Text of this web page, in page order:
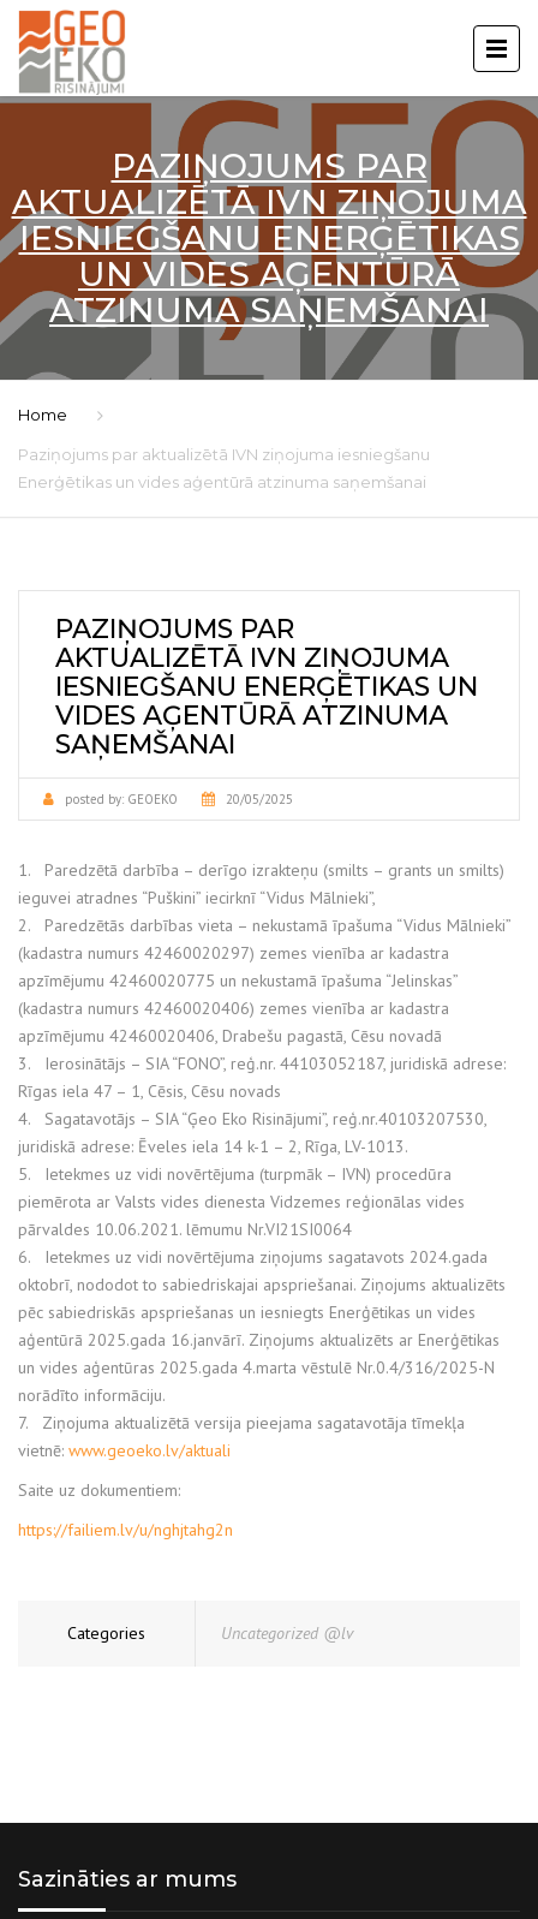
PAZIŅOJUMS PAR
AKTUALIZĒTĀ IVN ZIŅOJUMA
IESNIEGŠANU ENERĢĒTIKAS
UN VIDES AĢENTŪRĀ
ATZINUMA SAŅEMŠANAI
Home
Paziņojums par aktualizētā IVN ziņojuma iesniegšanu
Enerģētikas un vides aģentūrā atzinuma saņemšanai
PAZIŅOJUMS PAR
AKTUALIZĒTĀ IVN ZIŅOJUMA
IESNIEGŠANU ENERĢĒTIKAS UN
VIDES AĢENTŪRĀ ATZINUMA
SAŅEMŠANAI
posted by: GEOEKO 20/05/2025
1. Paredzētā darbība – derīgo izrakteņu (smilts – grants un smilts)
ieguvei atradnes “Puškini” iecirknī “Vidus Mālnieki”,
2. Paredzētās darbības vieta – nekustamā īpašuma “Vidus Mālnieki”
(kadastra numurs 42460020297) zemes vienība ar kadastra
apzīmējumu 42460020775 un nekustamā īpašuma “Jelinskas”
(kadastra numurs 42460020406) zemes vienība ar kadastra
apzīmējumu 42460020406, Drabešu pagastā, Cēsu novadā
3. Ierosinātājs – SIA “FONO”, reģ.nr. 44103052187, juridiskā adrese:
Rīgas iela 47 – 1, Cēsis, Cēsu novads
4. Sagatavotājs – SIA “Ģeo Eko Risinājumi”, reģ.nr.40103207530,
juridiskā adrese: Ēveles iela 14 k-1 – 2, Rīga, LV-1013.
5. Ietekmes uz vidi novērtējuma (turpmāk – IVN) procedūra
piemērota ar Valsts vides dienesta Vidzemes reģionālas vides
pārvaldes 10.06.2021. lēmumu Nr.VI21SI0064
6. Ietekmes uz vidi novērtējuma ziņojums sagatavots 2024.gada
oktobrī, nododot to sabiedriskajai apspriešanai. Ziņojums aktualizēts
pēc sabiedriskās apspriešanas un iesniegts Enerģētikas un vides
aģentūrā 2025.gada 16.janvārī. Ziņojums aktualizēts ar Enerģētikas
un vides aģentūras 2025.gada 4.marta vēstulē Nr.0.4/316/2025-N
norādīto informāciju.
7. Ziņojuma aktualizētā versija pieejama sagatavotāja tīmekļa
vietnē: www.geoeko.lv/aktuali
Saite uz dokumentiem:
https://failiem.lv/u/nghjtahg2n
Categories Uncategorized @lv
Sazināties ar mums